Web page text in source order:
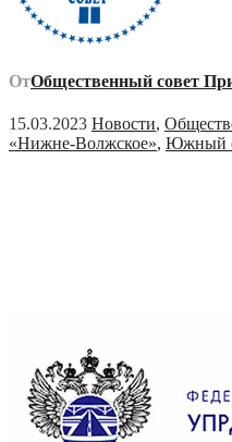
ОтОбщественный совет
15.03.2023 Новости,
«Нижне-Волжское», Южный